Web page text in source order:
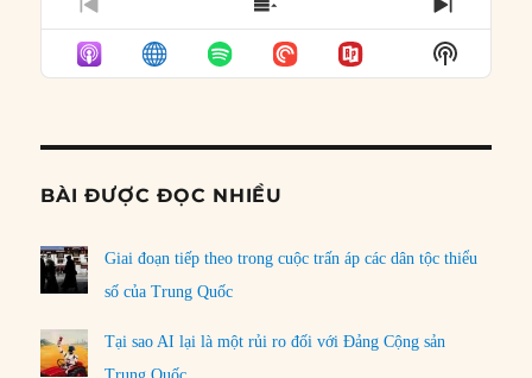
PREVIOUS
EPISODE
SHOW
EPISODES
LIST
NEXT
Show
Podcast
BÀI ĐƯỢC ĐỌC NHIỀU
Giai đoạn tiếp theo trong cuộc trấn áp các dân tộc thiểu
số của Trung Quốc
Tại sao AI lại là một rủi ro đối với Đảng Cộng sản